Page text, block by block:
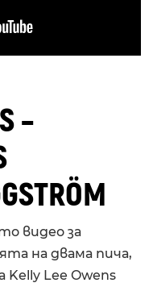
–
видео за
на двама пича,
Lee Owens